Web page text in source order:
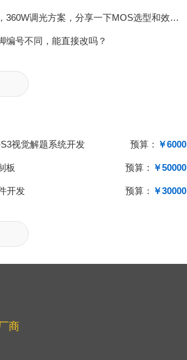
做个舞台灯，360W调光方案，分享一下MOS选型和效率优化
编号不同，能直接改吗？
视觉解题系统开发 预算： ￥6000
板 预算： ￥50000
开发 预算： ￥30000
商